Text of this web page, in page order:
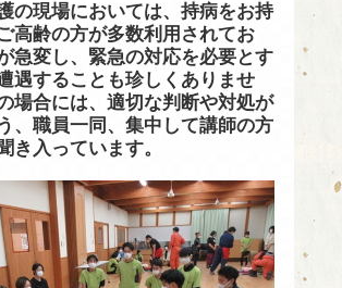
の現場においては、持病をお持
高齢の方が多数利用されてお
急変し、緊急の対応を必要とす
遇することも珍しくありませ
場合には、適切な判断や対処が
、職員一同、集中して講師の方
き入っています。